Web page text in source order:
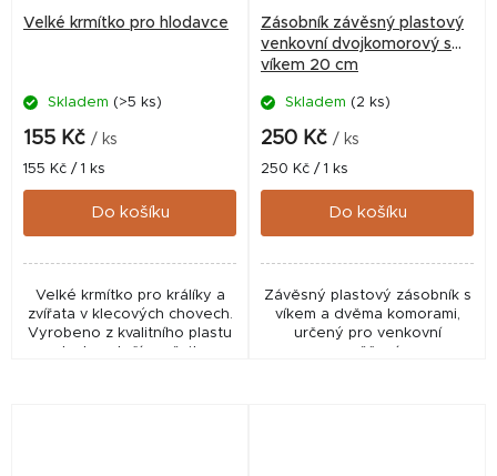
Velké krmítko pro hlodavce
Skladem (>5 ks)
155 Kč / ks
Měrná
cena:
155 Kč / 1 ks
Do košíku
Velké krmítko pro králíky a
zvířata v klecových chovech.
Vyrobeno z kvalitního plastu
Zásobník závěsný plastový
venkovní dvojkomorový s
víkem 20 cm
Skladem (2 ks)
250 Kč / ks
Měrná
cena:
250 Kč / 1 ks
Do košíku
Závěsný plastový zásobník s
víkem a dvěma komorami,
určený pro venkovní